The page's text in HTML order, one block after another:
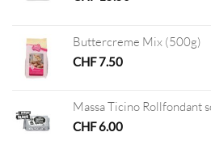
Buttercreme Mix (500g)
CHF7.50
Massa Ticino Rollfondant
CHF6.00